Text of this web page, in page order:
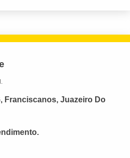
Franciscanos, Juazeiro Do